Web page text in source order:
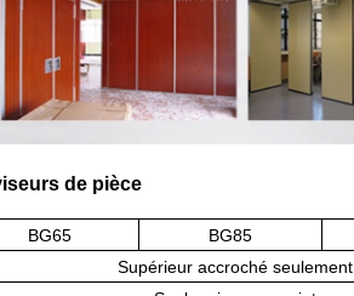
de pièce
BG65 BG85
Supérieur accroché seulement